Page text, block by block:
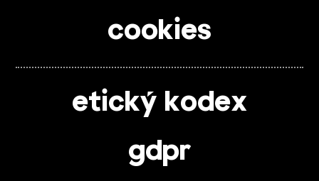
cookies
etický kodex
gdpr